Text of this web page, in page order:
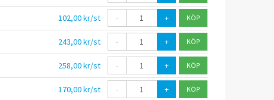
102,00 kr/st - +
243,00 kr/st - +
258,00 kr/st - +
170,00 kr/st - +